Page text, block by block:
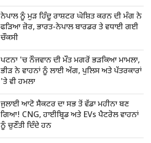
ਨੇਪਾਲ ਨੂੰ ਮੁੜ ਹਿੰਦੂ ਰਾਸ਼ਟਰ ਘੋਸ਼ਿਤ ਕਰਨ ਦੀ ਮੰਗ ਨੇ
ਫੜਿਆ ਜ਼ੋਰ, ਭਾਰਤ-ਨੇਪਾਲ ਬਾਰਡਰ ਤੇ ਵਧਾਈ ਗਈ
ਚੌਕਸੀ
ਪਟਨਾ 'ਚ ਨੌਜਵਾਨ ਦੀ ਮੌਤ ਮਗਰੋਂ ਭੜਕਿਆ ਮਾਮਲਾ,
ਭੀੜ ਨੇ ਵਾਹਨਾਂ ਨੂੰ ਲਾਈ ਅੱਗ, ਪੁਲਿਸ ਅਤੇ ਪੱਤਰਕਾਰਾਂ
'ਤੇ ਵੀ ਹਮਲਾ
ਜੁਲਾਈ ਆਟੋ ਸੈਕਟਰ ਦਾ ਸਭ ਤੋਂ ਵੱਡਾ ਮਹੀਨਾ ਬਣ
ਗਿਆ! CNG, ਹਾਈਬ੍ਰਿਡ ਅਤੇ EVs ਪੈਟਰੋਲ ਵਾਹਨਾਂ
ਨੂੰ ਚੁਣੌਤੀ ਦਿੰਦੇ ਹਨ